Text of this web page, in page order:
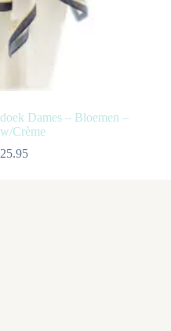
Dames – Bloemen –
Crème
25.95